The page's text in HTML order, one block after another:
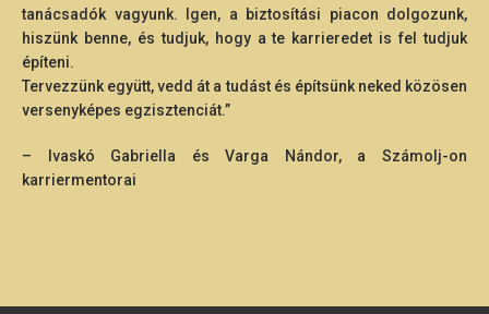
tanácsadók vagyunk. Igen, a biztosítási piacon dolgozunk,
hiszünk benne, és tudjuk, hogy a te karrieredet is fel tudjuk
építeni.
Tervezzünk együtt, vedd át a tudást és építsünk neked közösen
versenyképes egzisztenciát.”
– Ivaskó Gabriella és Varga Nándor, a Számolj-on
karriermentorai